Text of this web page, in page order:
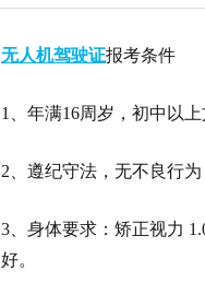
无人机驾驶证报考条件
1、年满16周岁，初中以上
2、遵纪守法，无不良行
3、身体要求：矫正视力
好。